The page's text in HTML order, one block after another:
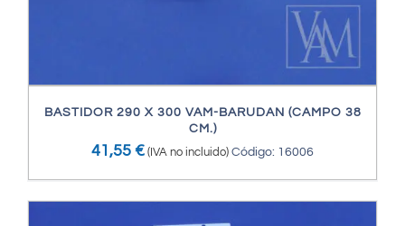
BASTIDOR 290 X 300 VAM-BARUDAN (CAMPO 38
CM.)
41,55 € (IVA no incluido) Código: 16006